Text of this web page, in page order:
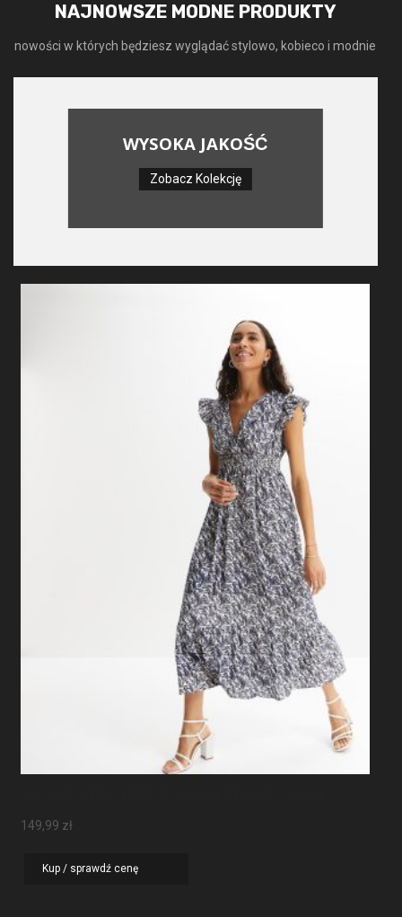
NAJNOWSZE MODNE PRODUKTY
nowości w których będziesz wyglądać stylowo, kobieco i modnie
WYSOKA JAKOŚĆ
Zobacz Kolekcję
149,99 zł
Kup / sprawdź cenę